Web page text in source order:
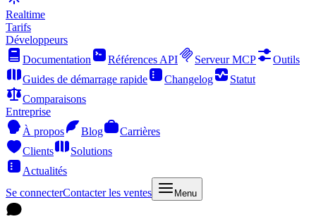
Realtime
Tarifs
Développeurs
Documentation
Références API Serveur MCP
Outils
Guides de démarrage rapide
Changelog
Statut
Comparaisons
Entreprise
À propos
Blog
Carrières
Clients
Solutions
Actualités
Se connecterContacter les ventes Menu